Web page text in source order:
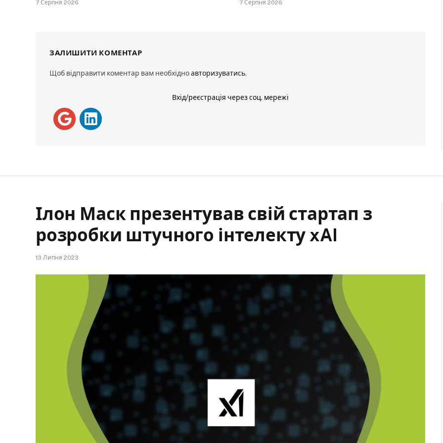
7 Серпня 2026 7 Серпня 2026
ЗАЛИШИТИ КОМЕНТАР
Щоб відправити коментар вам необхідноавторизуватись.
Вхід/реєстрація через соц. мережі
Ілон Маск презентував свій стартап з
розробки штучного інтелекту xAI
13 Липня 2023